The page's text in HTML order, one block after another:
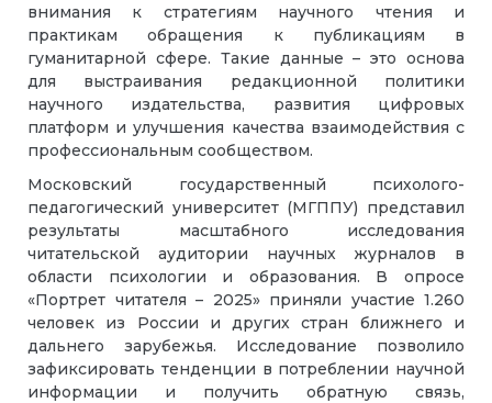
внимания к стратегиям научного чтения и
практикам обращения к публикациям в
гуманитарной сфере. Такие данные – это основа
для выстраивания редакционной политики
научного издательства, развития цифровых
платформ и улучшения качества взаимодействия с
профессиональным сообществом.
Московский государственный психолого-
педагогический университет (МГППУ) представил
результаты масштабного исследования
читательской аудитории научных журналов в
области психологии и образования. В опросе
«Портрет читателя – 2025» приняли участие 1.260
человек из России и других стран ближнего и
дальнего зарубежья. Исследование позволило
зафиксировать тенденции в потреблении научной
информации и получить обратную связь,